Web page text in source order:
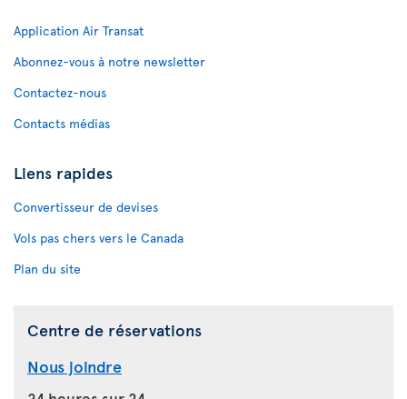
Application Air Transat
Abonnez-vous à notre newsletter
Contactez-nous
Contacts médias
Liens rapides
Convertisseur de devises
Vols pas chers vers le Canada
Plan du site
Centre de réservations
Nous joindre